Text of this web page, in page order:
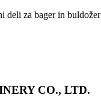
deli za bager in buldožer
CO., LTD.